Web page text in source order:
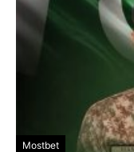
Mostbet